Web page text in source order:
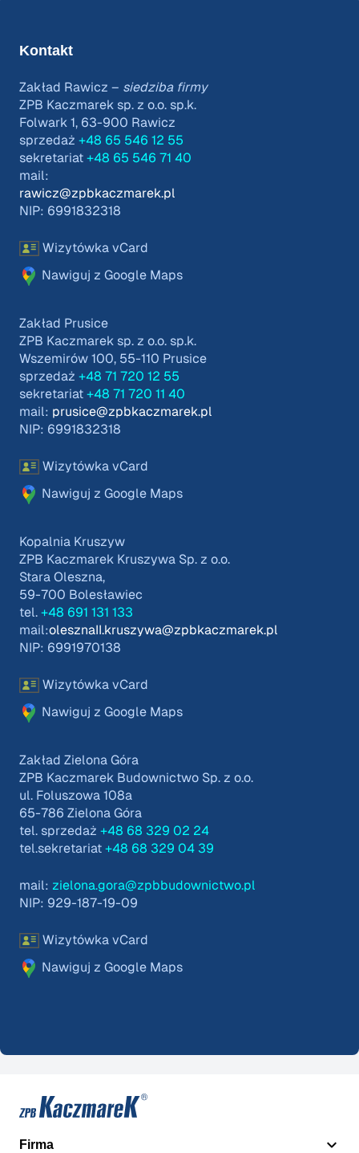
Kontakt
Zakład Rawicz – siedziba firmy
ZPB Kaczmarek sp. z o.o. sp.k.
Folwark 1, 63-900 Rawicz
sprzedaż +48 65 546 12 55
sekretariat +48 65 546 71 40
mail:
rawicz@zpbkaczmarek.pl
NIP: 6991832318
Wizytówka vCard
Nawiguj z Google Maps
Zakład Prusice
ZPB Kaczmarek sp. z o.o. sp.k.
Wszemirów 100, 55-110 Prusice
sprzedaż +48 71 720 12 55
sekretariat +48 71 720 11 40
mail: prusice@zpbkaczmarek.pl
NIP: 6991832318
Wizytówka vCard
Nawiguj z Google Maps
Kopalnia Kruszyw
ZPB Kaczmarek Kruszywa Sp. z o.o.
Stara Oleszna,
59-700 Bolesławiec
tel. +48 691 131 133
mail:olesznaII.kruszywa@zpbkaczmarek.pl
NIP: 6991970138
Wizytówka vCard
Nawiguj z Google Maps
Zakład Zielona Góra
ZPB Kaczmarek Budownictwo Sp. z o.o.
ul. Foluszowa 108a
65-786 Zielona Góra
tel. sprzedaż +48 68 329 02 24
tel.sekretariat +48 68 329 04 39
mail: zielona.gora@zpbbudownictwo.pl
NIP: 929-187-19-09
Wizytówka vCard
Nawiguj z Google Maps
Firma